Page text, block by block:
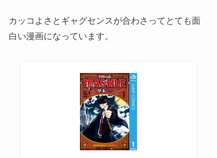
カッコよさとギャグセンスが合わさってとても面
白い漫画になっています。